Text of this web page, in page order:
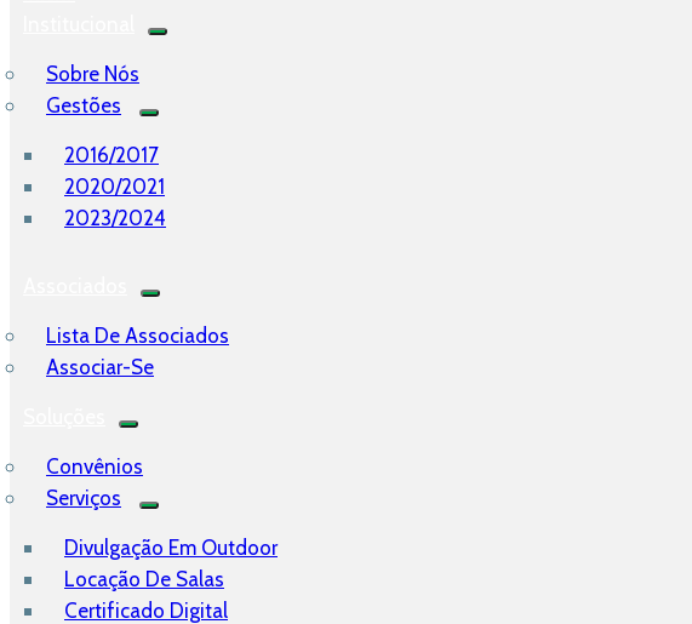
Sobre Nós
Gestões
2016/2017
2020/2021
2023/2024
Lista De Associados
Associar-Se
Convênios
Serviços
Divulgação Em Outdoor
Locação De Salas
Certificado Digital